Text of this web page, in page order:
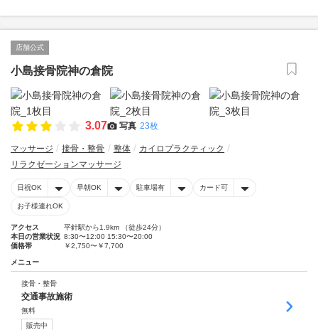
店舗公式
小島接骨院神の倉院
3.07 写真 23枚
マッサージ 接骨・整骨 整体
カイロプラクティック
リラクゼーションマッサージ
日祝OK 早朝OK 駐車場有 カード可
お子様連れOK
アクセス
平針駅から1.9km （徒歩24分）
本日の営業状況 8:30〜12:00 15:30〜20:00
価格帯
￥2,750〜￥7,700
メニュー
接骨・整骨
交通事故施術
無料
販売中